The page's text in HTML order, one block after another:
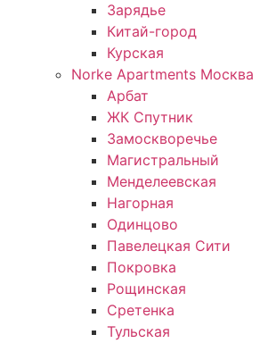
Зарядье
Китай-город
Курская
Norke Apartments Москва
Арбат
ЖК Спутник
Замоскворечье
Магистральный
Менделеевская
Нагорная
Одинцово
Павелецкая Сити
Покровка
Рощинская
Сретенка
Тульская